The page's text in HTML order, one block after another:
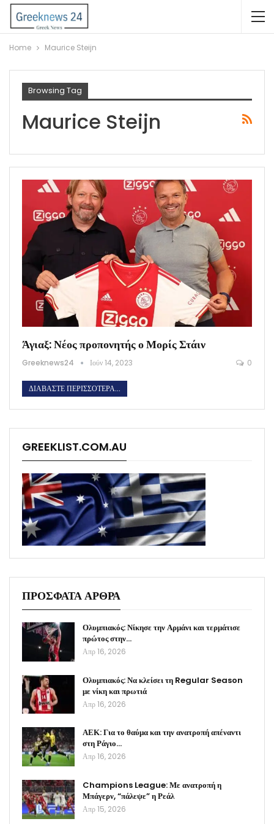
Home Maurice Steijn
Browsing Tag
Maurice Steijn
Άγιαξ: Νέος προπονητής ο Μορίς Στάιν
Greeknews24 Ιούν 14, 2023 0
ΔΙΑΒΆΣΤΕ ΠΕΡΙΣΣΌΤΕΡΑ...
GREEKLIST.COM.AU
ΠΡΟΣΦΑΤΑ ΑΡΘΡΑ
Ολυμπιακός: Νίκησε την Αρμάνι και τερμάτισε
πρώτος στην…
Απρ 16, 2026
Ολυμπιακός: Να κλείσει τη Regular Season
με νίκη και πρωτιά
Απρ 16, 2026
ΑΕΚ: Για το θαύμα και την ανατροπή απέναντι
στη Ράγιο…
Απρ 16, 2026
Champions League: Με ανατροπή η
Μπάγερν, “πάλεψε” η Ρεάλ
Απρ 15, 2026